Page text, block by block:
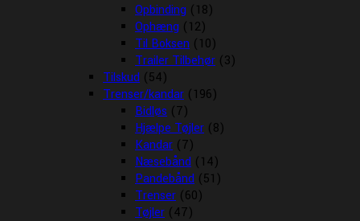
Opbinding (18)
Ophæng (12)
Til Boksen (10)
Trailer Tilbehør (3)
Tilskud (54)
Trenser/kandar (196)
Bidløs (7)
Hjælpe Tøjler (8)
Kandar (7)
Næsebånd (14)
Pandebånd (51)
Trenser (60)
Tøjler (47)